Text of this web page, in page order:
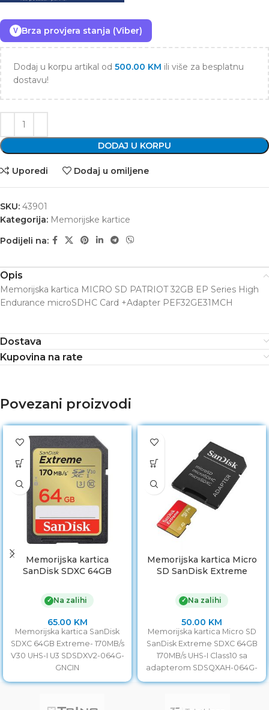
V Brza provjera stanja (Viber)
Dodaj u korpu artikal od 500.00 KM ili više za besplatnu
dostavu!
DODAJ U KORPU
Uporedi Dodaj u omiljene
SKU: 43901
Kategorija: Memorijske kartice
Podijeli na:
Opis
Memorijska kartica MICRO SD PATRIOT 32GB EP Series High
Endurance microSDHC Card +Adapter PEF32GE31MCH
Dostava
Kupovina na rate
Povezani proizvodi
Memorijska kartica
SanDisk SDXC 64GB
UHS-I U3 SDSDXV2-064G-
GNCIN
✓ Na zalihi
65.00 KM
Memorijska kartica SanDisk
SDXC 64GB Extreme- 170MB/s
V30 UHS-I U3 SDSDXV2-064G-
GNCIN
Memorijska kartica Micro
SD SanDisk Extreme
I Class10 sa adapterom
SDSQXAH-064G-GN6AA
✓ Na zalihi
50.00 KM
Memorijska kartica Micro SD
SanDisk Extreme SDXC 64GB
170MB/s UHS-I Class10 sa
adapterom SDSQXAH-064G-
GN6AA